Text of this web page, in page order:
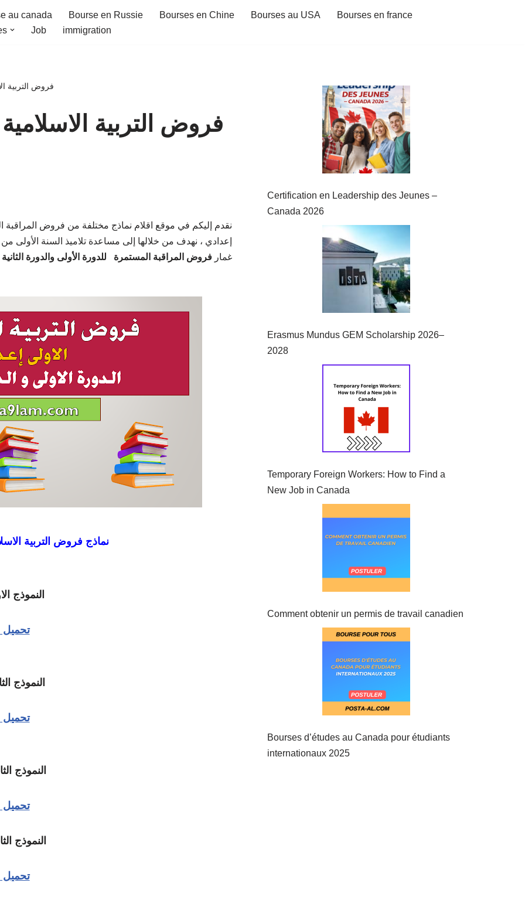
au canada Bourse en Russie Bourses en Chine Bourses au USA
Bourses en france
Job immigration
فروض التربية
فروض التربية
نقدم إليكم في موقع اقلام نماذج مختلفة من فروض المراقبة
إعدادي ، نهدف من خلالها إلى مساعدة تلاميذ السنة الأولى من
غمار فروض المراقبة المستمرة للدورة الأولى والدورة
نماذج فروض التربية
النموذج
تحميل
النموذج
تحميل
النموذج
تحميل
النموذج
تحميل
Certification en Leadership des Jeunes –
Canada 2026
Erasmus Mundus GEM Scholarship 2026–
2028
Temporary Foreign Workers: How to Find a
New Job in Canada
Comment obtenir un permis de travail canadien
Bourses d’études au Canada pour étudiants
internationaux 2025